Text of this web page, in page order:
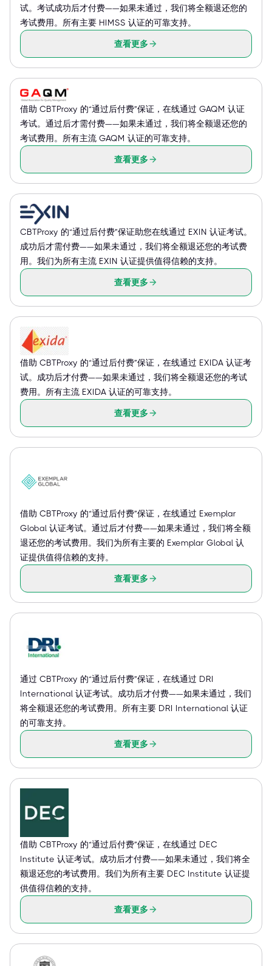
试。考试成功后才付费——如果未通过，我们将全额退还您的
考试费用。所有主要 HIMSS 认证的可靠支持。
查看更多
借助 CBTProxy 的“通过后付费”保证，在线通过 GAQM 认证
考试。通过后才需付费——如果未通过，我们将全额退还您的
考试费用。所有主流 GAQM 认证的可靠支持。
查看更多
CBTProxy 的“通过后付费”保证助您在线通过 EXIN 认证考试。
成功后才需付费——如果未通过，我们将全额退还您的考试费
用。我们为所有主流 EXIN 认证提供值得信赖的支持。
查看更多
借助 CBTProxy 的“通过后付费”保证，在线通过 EXIDA 认证考
试。成功后才付费——如果未通过，我们将全额退还您的考试
费用。所有主流 EXIDA 认证的可靠支持。
查看更多
借助 CBTProxy 的“通过后付费”保证，在线通过 Exemplar
Global 认证考试。通过后才付费——如果未通过，我们将全额
退还您的考试费用。我们为所有主要的 Exemplar Global 认
证提供值得信赖的支持。
查看更多
通过 CBTProxy 的“通过后付费”保证，在线通过 DRI
International 认证考试。成功后才付费——如果未通过，我们
将全额退还您的考试费用。所有主要 DRI International 认证
的可靠支持。
查看更多
借助 CBTProxy 的“通过后付费”保证，在线通过 DEC
Institute 认证考试。成功后才付费——如果未通过，我们将全
额退还您的考试费用。我们为所有主要 DEC Institute 认证提
供值得信赖的支持。
查看更多